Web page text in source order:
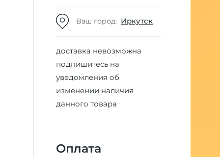
Ваш город: Иркутск
доставка невозможна
подпишитесь на
уведомления об
изменении наличия
данного товара
Оплата